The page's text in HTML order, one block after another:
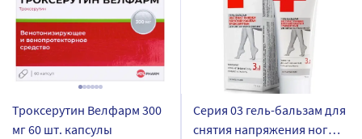
Троксерутин Велфарм 300
мг 60 шт. капсулы
Серия 03 гель-бальзам для
снятия напряжения ног